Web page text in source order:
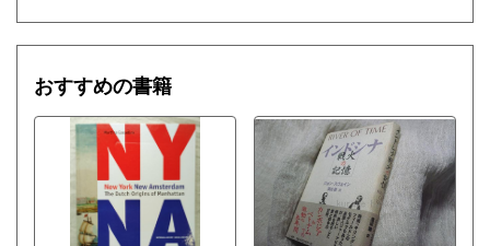
おすすめの書籍